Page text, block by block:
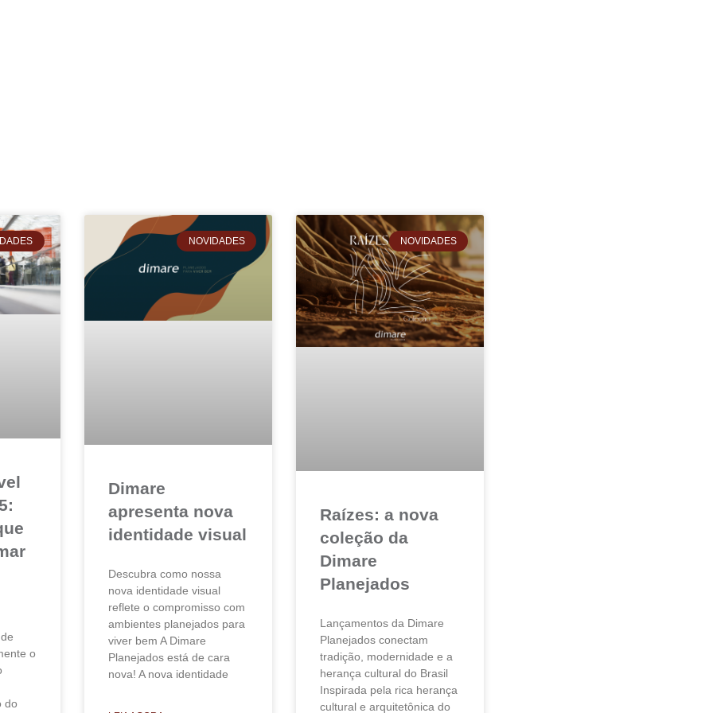
o
do
NOVIDADES
Dimare
apresenta nova
identidade visual
Descubra como nossa
nova identidade visual
reflete o compromisso com
ambientes planejados para
viver bem A Dimare
Planejados está de cara
nova! A nova identidade
NOVIDADES
Raízes: a nova
coleção da
Dimare
Planejados
Lançamentos da Dimare
Planejados conectam
tradição, modernidade e a
herança cultural do Brasil
Inspirada pela rica herança
cultural e arquitetônica do